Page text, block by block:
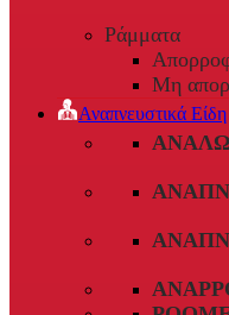
Ράμματα
Μη
Αναπνευστικά Είδη